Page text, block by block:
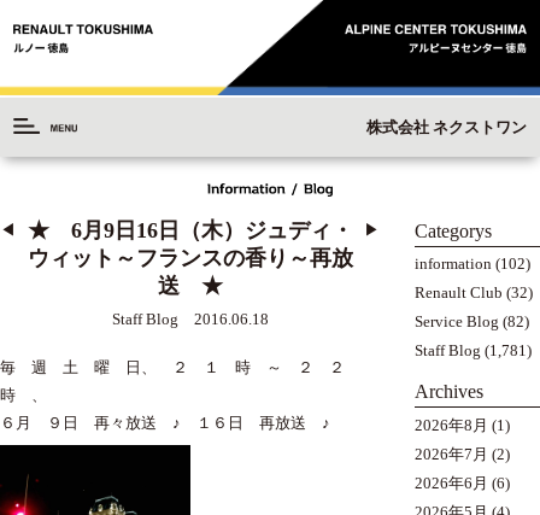
株式会社 ネクストワン
◀︎
★ 6月9日16日（木）ジュディ・
ウィット～フランスの香り～再放
送 ★
Staff Blog 2016.06.18
▶︎
毎 週 土 曜 日、 ２ １ 時 ～ ２ ２
時 、
６月 ９日 再々放送 ♪ １６日 再放送 ♪
Categorys
information (102)
Renault Club (32)
Service Blog (82)
Staff Blog (1,781)
Archives
2026年8月 (1)
2026年7月 (2)
2026年6月 (6)